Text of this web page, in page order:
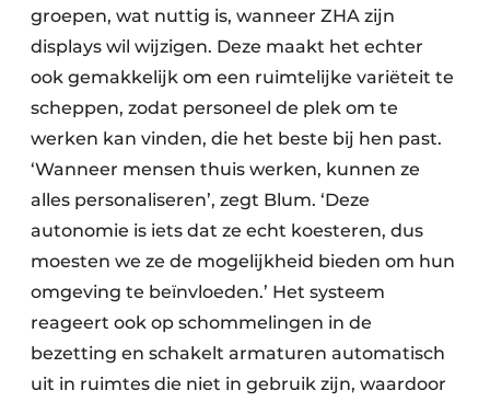
groepen, wat nuttig is, wanneer ZHA zijn
displays wil wijzigen. Deze maakt het echter
ook gemakkelijk om een ruimtelijke variëteit te
scheppen, zodat personeel de plek om te
werken kan vinden, die het beste bij hen past.
‘Wanneer mensen thuis werken, kunnen ze
alles personaliseren’, zegt Blum. ‘Deze
autonomie is iets dat ze echt koesteren, dus
moesten we ze de mogelijkheid bieden om hun
omgeving te beïnvloeden.’ Het systeem
reageert ook op schommelingen in de
bezetting en schakelt armaturen automatisch
uit in ruimtes die niet in gebruik zijn, waardoor